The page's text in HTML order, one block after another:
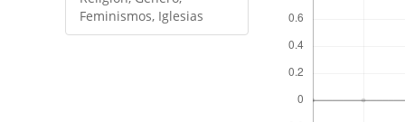
Feminismos, Iglesias